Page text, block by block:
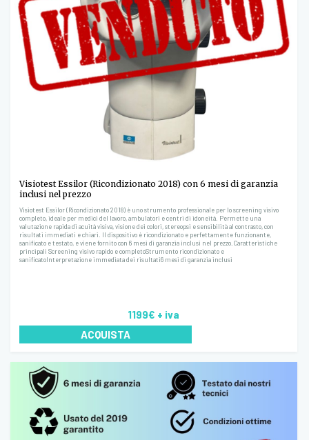
Visiotest Essilor (Ricondizionato 2018) con 6 mesi di garanzia
inclusi nel prezzo
Visiotest Essilor (Ricondizionato 2018) è uno strumento professionale per lo screening visivo
completo, ideale per medici del lavoro, ambulatori e centri di idoneità. Permette una
valutazione rapida di acuità visiva, visione dei colori, stereopsi e sensibilità al contrasto, con
risultati immediati e chiari. Il dispositivo è ricondizionato e perfettamente funzionante,
sanificato e testato, e viene fornito con 6 mesi di garanzia inclusi nel prezzo.Caratteristiche
principali Screening visivo rapido e completoStrumento ricondizionato e
sanificatoInterpretazione immediata dei risultati6 mesi di garanzia inclusi
1199€ + iva
ACQUISTA